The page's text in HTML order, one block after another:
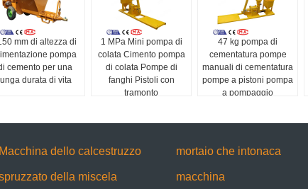
mm di altezza di
pompa
cemento per una
lunga durata di vita
1 MPa Mini pompa di
colata Cimento pompa
di colata Pompe di
fanghi Pistoli con
tramonto
47 kg pompa di
cementatura pompe
manuali di cementatura
pompe a pistoni pompa
a pompaggio
Macchina dello calcestruzzo
della miscela
mortaio che intonaca
macchina